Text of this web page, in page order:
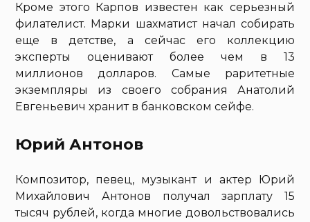
Кроме этого Карпов известен как серьезный
филателист. Марки шахматист начал собирать
еще в детстве, а сейчас его коллекцию
эксперты оценивают более чем в 13
миллионов долларов. Самые раритетные
экземпляры из своего собрания Анатолий
Евгеньевич хранит в банковском сейфе.
Юрий Антонов
Композитор, певец, музыкант и актер Юрий
Михайлович Антонов получал зарплату 15
тысяч рублей, когда многие довольствовались